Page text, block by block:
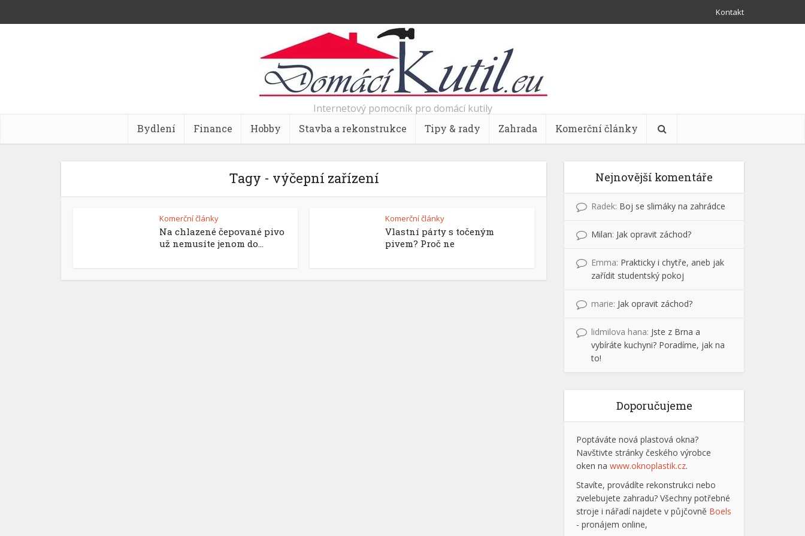
Kontakt
Internetový pomocník pro domácí kutily
Bydlení Finance Hobby Stavba a rekonstrukce Tipy & rady Zahrada Komerční články
Tagy - výčepní zařízení
Komerční články
Na chlazené čepované pivo
už nemusíte jenom do...
Komerční články
Vlastní párty s točeným
pivem? Proč ne
Nejnovější komentáře
Radek: Boj se slimáky na zahrádce
Milan: Jak opravit záchod?
Emma: Prakticky i chytře, aneb jak
zařídit studentský pokoj
marie: Jak opravit záchod?
lidmilova hana: Jste z Brna a
vybíráte kuchyni? Poradíme, jak na
to!
Doporučujeme
Poptáváte nová plastová okna?
Navštivte stránky českého výrobce
oken na www.oknoplastik.cz.
Stavíte, provádíte rekonstrukci nebo
zvelebujete zahradu? Všechny potřebné
stroje i nářadí najdete v půjčovně Boels
- pronájem online,